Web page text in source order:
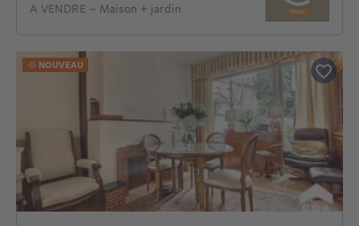
A VENDRE - Maison + jardin
NOUVEAU